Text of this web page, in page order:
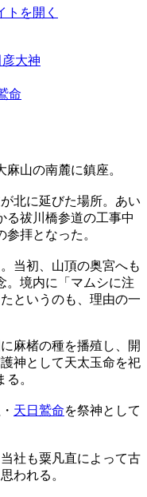
トを開く
大神
命
山の南麓に鎮座。
北に延びた場所。あい
る祓川橋参道の工事中
拝となった。
当初、山頂の奥宮へも
。境内に「マムシに注
というのも、理由の一
麻楮の種を播殖し、開
神として天太玉命を祀
。
天日鷲命を祭神として
社も粟凡直によって古
われる。